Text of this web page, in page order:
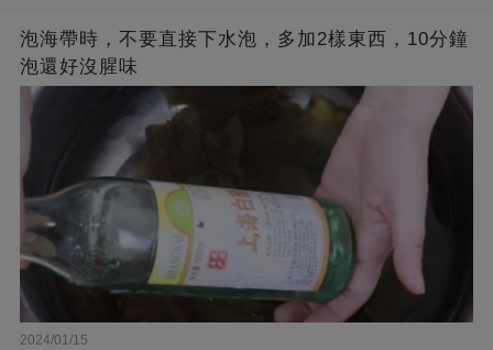
泡海帶時，不要直接下水泡，多加2樣東西，10分鐘
泡還好沒腥味
2024/01/15